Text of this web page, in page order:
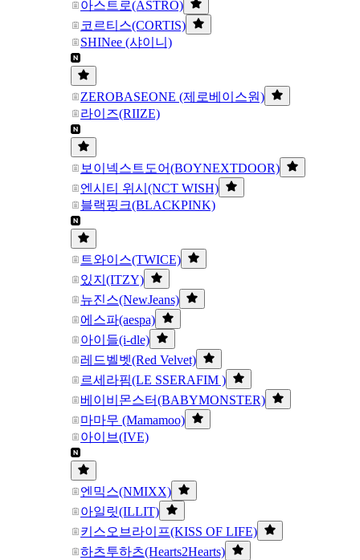
아스트로(ASTRO)
코르티스(CORTIS)
SHINee (샤이니)
ZEROBASEONE (제로베이스원)
라이즈(RIIZE)
보이넥스트도어(BOYNEXTDOOR)
엔시티 위시(NCT WISH)
블랙핑크(BLACKPINK)
트와이스(TWICE)
있지(ITZY)
뉴진스(NewJeans)
에스파(aespa)
아이들(i-dle)
레드벨벳(Red Velvet)
르세라핌(LE SSERAFIM )
베이비몬스터(BABYMONSTER)
마마무 (Mamamoo)
아이브(IVE)
엔믹스(NMIXX)
아일릿(ILLIT)
키스오브라이프(KISS OF LIFE)
하츠투하츠(Hearts2Hearts)